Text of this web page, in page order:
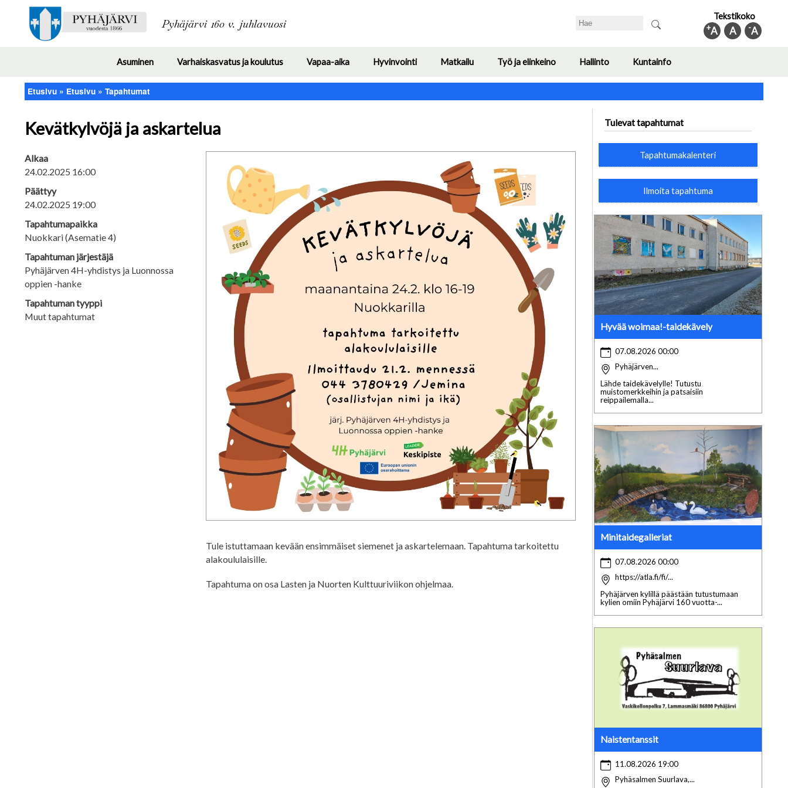
Pyhäjärvi 160 v. juhlavuosi Search Tekstikoko
-A
A
+A
Asuminen
Toggle
Varhaiskasvatus ja koulutus
Toggle
Vapaa-aika
Toggle
Hyvinvointi
Toggle
Matkailu Työ ja elinkeino
Toggle
Hallinto
Toggle
Kuntainfo
Murupolku
Etusivu Etusivu Tapahtumat
Kevätkylvöjä ja askartelua
Alkaa
24.02.2025 16:00
Päättyy
24.02.2025 19:00
Tapahtumapaikka
Nuokkari (Asematie 4)
Tapahtuman järjestäjä
Pyhäjärven 4H-yhdistys ja Luonnossa
oppien -hanke
Tapahtuman tyyppi
Muut tapahtumat
Tule istuttamaan kevään ensimmäiset siemenet ja askartelemaan. Tapahtuma tarkoitettu
alakoululaisille.
Tapahtuma on osa Lasten ja Nuorten Kulttuuriviikon ohjelmaa.
Tulevat tapahtumat
Tapahtumakalenteri
Ilmoita tapahtuma
Hyvää woimaa!-taidekävely
07.08.2026 00:00
Pyhäjärven...
Lähde taidekävelylle! Tutustu
muistomerkkeihin ja patsaisiin
reippailemalla...
Minitaidegalleriat
07.08.2026 00:00
https://atla.fi/fi/...
Pyhäjärven kylillä päästään tutustumaan
kylien omiin Pyhäjärvi 160 vuotta-...
Naistentanssit
11.08.2026 19:00
Pyhäsalmen Suurlava,...